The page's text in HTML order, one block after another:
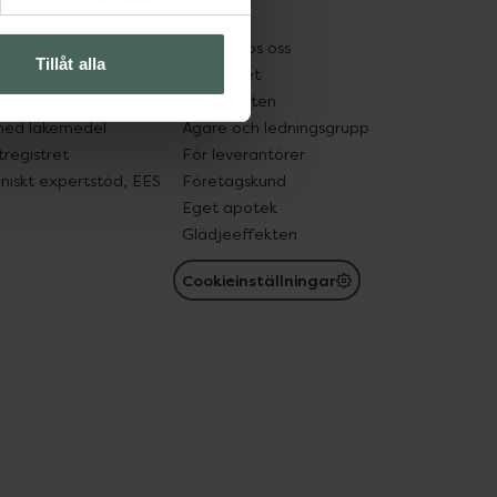
Tillåt alla
in gammal medicin
läkemedel
expertstöd, EES
Pressrum
Jobba hos oss
Hållbarhet
Samarbeten
Ägare och ledningsgrupp
För leverantörer
Företagskund
Eget apotek
Glädjeeffekten
Cookieinställningar